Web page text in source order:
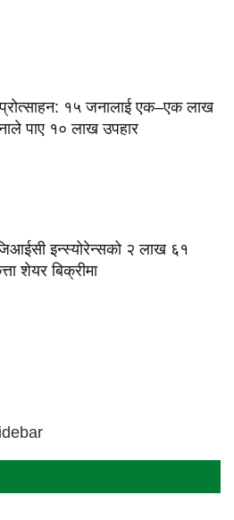
१५ जनालाई एक–एक लाख
पाए १० लाख उपहार
इन्स्योरेन्सको २ लाख ६१
शेयर बिक्रीमा